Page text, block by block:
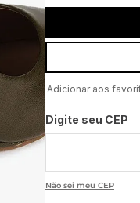
Digite seu CEP
Não sei meu CEP